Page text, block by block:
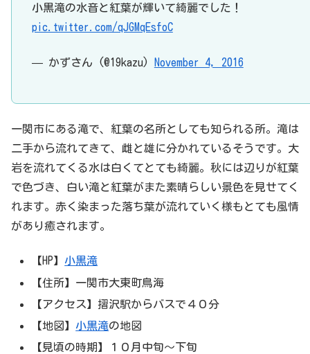
小黒滝の水音と紅葉が輝いて綺麗でした！
pic.twitter.com/qJGMqEsfoC
— かずさん (@19kazu) November 4, 2016
一関市にある滝で、紅葉の名所としても知られる所。滝は
二手から流れてきて、雌と雄に分かれているそうです。大
岩を流れてくる水は白くてとても綺麗。秋には辺りが紅葉
で色づき、白い滝と紅葉がまた素晴らしい景色を見せてく
れます。赤く染まった落ち葉が流れていく様もとても風情
があり癒されます。
【HP】 小黒滝
【住所】一関市大東町鳥海
【アクセス】摺沢駅からバスで４０分
【地図】 小黒滝の地図
【見頃の時期】１０月中旬～下旬